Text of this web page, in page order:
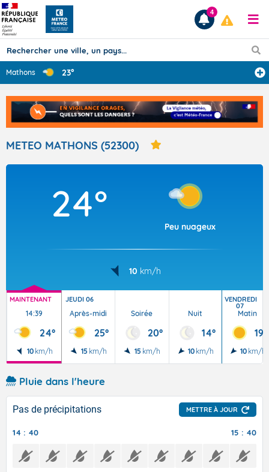
Prévisions
TOUS LES RÉSULTATS
Articles
4
Mathons 23°
METEO MATHONS (52300)
24°
Peu nuageux
10 km/h
MAINTENANT
14:39
24°
10 km/h
JEUDI 06
Après-midi
25°
15 km/h
Soirée
20°
15 km/h
Nuit
14°
10 km/h
VENDREDI
07
Matin
19°
10 km/h
Pluie dans l'heure
Pas de précipitations METTRE À JOUR
14 : 40 15 : 40